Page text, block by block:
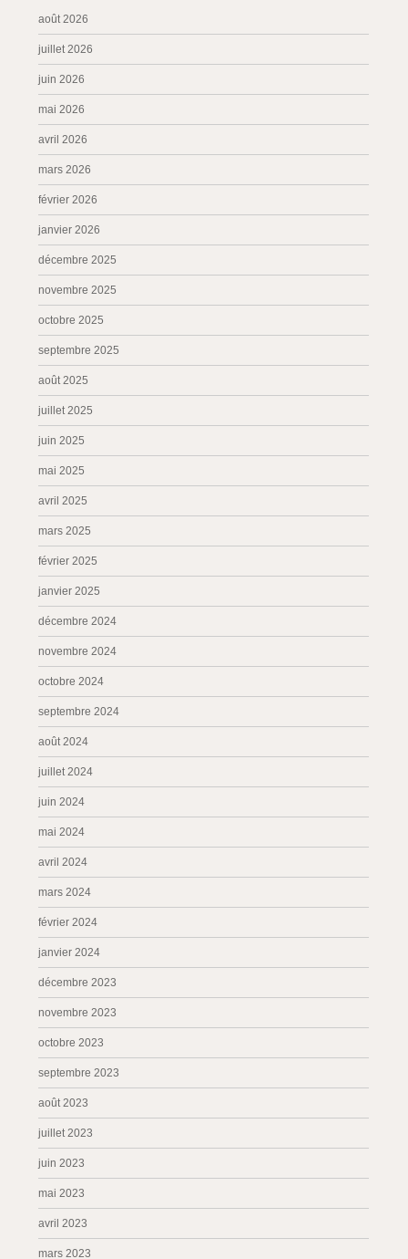
août 2026
juillet 2026
juin 2026
mai 2026
avril 2026
mars 2026
février 2026
janvier 2026
décembre 2025
novembre 2025
octobre 2025
septembre 2025
août 2025
juillet 2025
juin 2025
mai 2025
avril 2025
mars 2025
février 2025
janvier 2025
décembre 2024
novembre 2024
octobre 2024
septembre 2024
août 2024
juillet 2024
juin 2024
mai 2024
avril 2024
mars 2024
février 2024
janvier 2024
décembre 2023
novembre 2023
octobre 2023
septembre 2023
août 2023
juillet 2023
juin 2023
mai 2023
avril 2023
mars 2023